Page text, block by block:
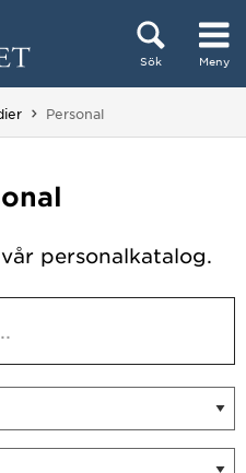
Sök Meny
Du är här:
Personal
personalkatalog.